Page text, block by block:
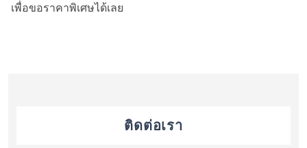
เพื่อขอราคาพิเศษได้เลย
ติดต่อเรา